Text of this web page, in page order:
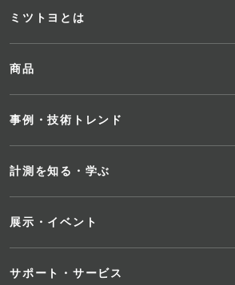
フ
ッ
タ
ー
メ
ュ
ミツトヨとは
商品
事例・技術トレンド
計測を知る・学ぶ
展示・イベント
サポート・サービス